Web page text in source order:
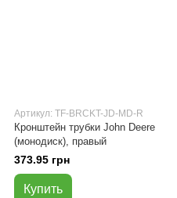
Артикул: TF-BRCKT-JD-MD-R
Кронштейн трубки John Deere
(монодиск), правый
373.95 грн
Купить